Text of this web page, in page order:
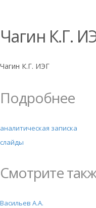
Чагин К.Г.
Чагин К.Г. ИЭГ
Подробнее
аналитическая записка
слайды
Смотрите
Васильев А.А.